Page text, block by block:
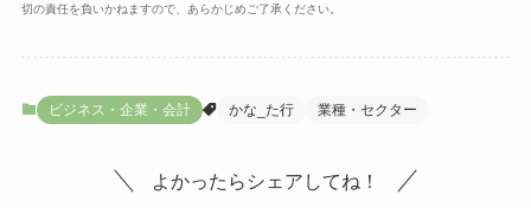
切の責任を負いかねますので、あらかじめご了承ください。
ビジネス・企業・会計 かな_た行 業種・セクター
よかったらシェアしてね！